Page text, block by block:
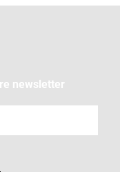
newsletter